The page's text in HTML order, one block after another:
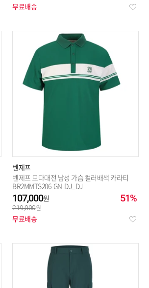
무료배송
벤제프
벤제프 모다대전 남성 가슴 컬러배색 카라티
BR2MMTS206-GN-DJ_DJ
51%
107,000
219,000
무료배송